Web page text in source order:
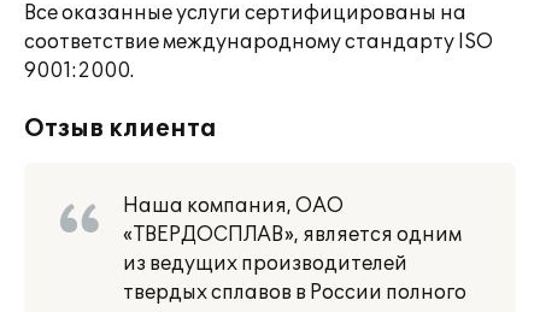
Все оказанные услуги сертифицированы на
соответствие международному стандарту ISO
9001:2000.
Отзыв клиента
Наша компания, ОАО
«ТВЕРДОСПЛАВ», является одним
из ведущих производителей
твердых сплавов в России полного